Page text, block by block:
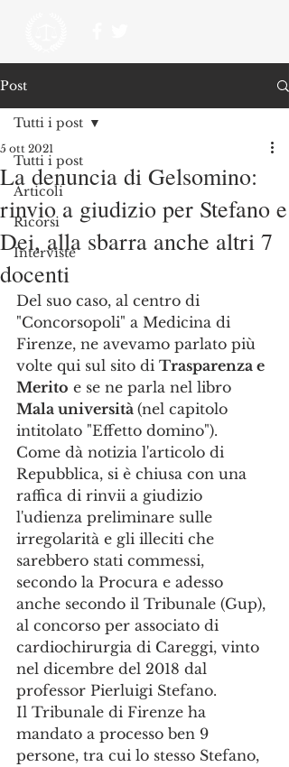
Post
Tutti i post
Articoli
Ricorsi
Interviste
Tutti i post
La denuncia di Gelsomino:
rinvio a giudizio per Stefano e
Dei, alla sbarra anche altri 7
docenti
5 ott 2021
Del suo caso, al centro di
"Concorsopoli" a Medicina di
Firenze, ne avevamo parlato più
volte qui sul sito di Trasparenza e
Merito e se ne parla nel libro
Mala università (nel capitolo
intitolato "Effetto domino").
Come dà notizia l'articolo di
Repubblica, si è chiusa con una
raffica di rinvii a giudizio
l'udienza preliminare sulle
irregolarità e gli illeciti che
sarebbero stati commessi,
secondo la Procura e adesso
anche secondo il Tribunale (Gup),
al concorso per associato di
cardiochirurgia di Careggi, vinto
nel dicembre del 2018 dal
professor Pierluigi Stefano.
Il Tribunale di Firenze ha
mandato a processo ben 9
persone, tra cui lo stesso Stefano,